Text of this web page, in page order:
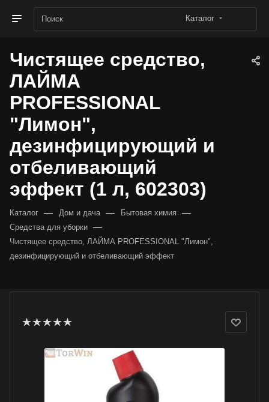
Каталог
Чистящее средство,
ЛАЙМА
PROFESSIONAL
"Лимон",
дезинфицирующий и
отбеливающий
эффект (1 л, 602303)
Каталог — Дом и дача — Бытовая химия —
Средства для уборки —
Чистящее средство, ЛАЙМА PROFESSIONAL "Лимон",
дезинфицирующий и отбеливающий эффект